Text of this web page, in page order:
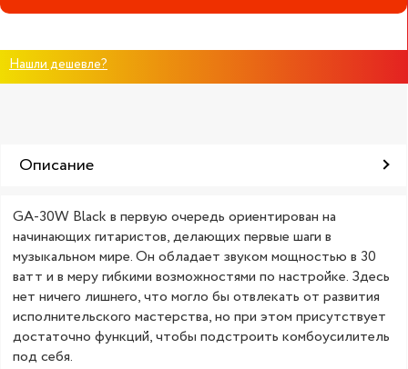
Нашли дешевле?
Описание
GA-30W Black в первую очередь ориентирован на
начинающих гитаристов, делающих первые шаги в
музыкальном мире. Он обладает звуком мощностью в 30
ватт и в меру гибкими возможностями по настройке. Здесь
нет ничего лишнего, что могло бы отвлекать от развития
исполнительского мастерства, но при этом присутствует
достаточно функций, чтобы подстроить комбоусилитель
под себя.